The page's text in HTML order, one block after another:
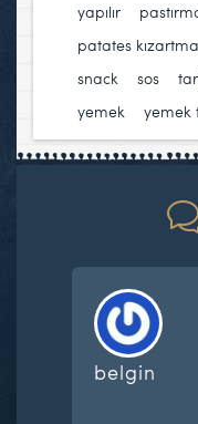
yapılır
patates
snack
sos
yemek
yemek
belgin